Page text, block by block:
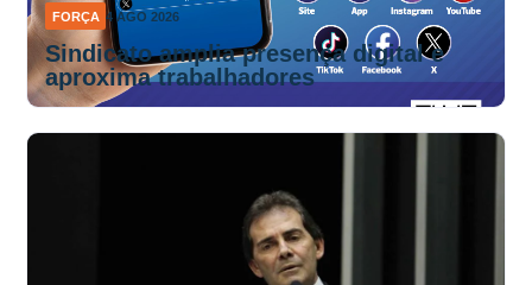
FORÇA 4 AGO 2026
Sindicato amplia presença digital e
aproxima trabalhadores